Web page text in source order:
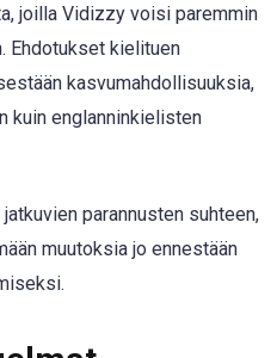
joilla Vidizzy voisi paremmin
Ehdotukset kielituen
kasvumahdollisuuksia,
kuin englanninkielisten
parannusten suhteen,
muutoksia jo ennestään